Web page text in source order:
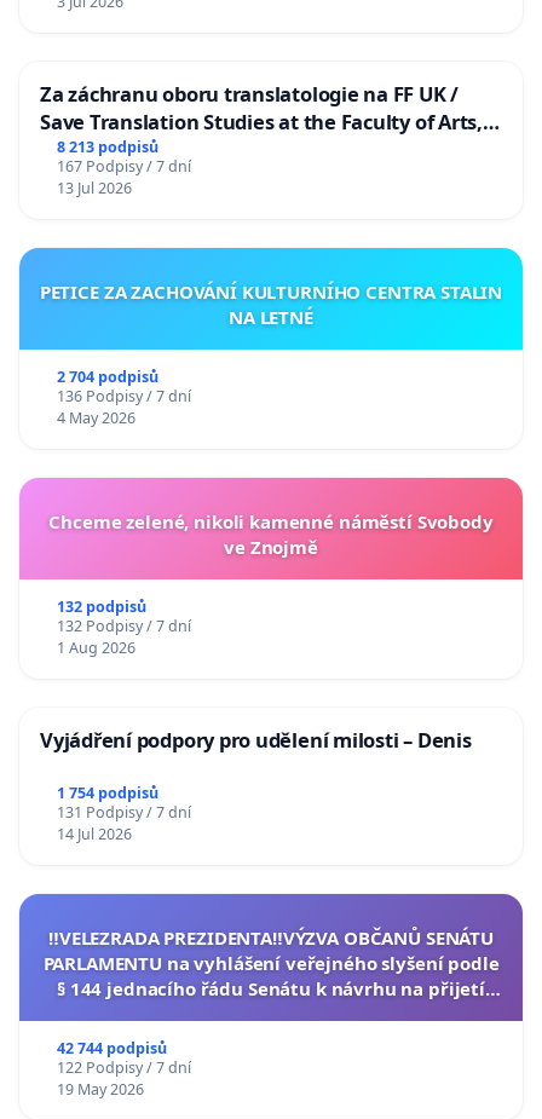
Za záchranu oboru translatologie na FF UK /
Save Translation Studies at the Faculty of Arts,
Charles University
8 213 podpisů
167 Podpisy / 7 dní
13 Jul 2026
PETICE ZA ZACHOVÁNÍ KULTURNÍHO CENTRA STALIN
NA LETNÉ
2 704 podpisů
136 Podpisy / 7 dní
4 May 2026
Chceme zelené, nikoli kamenné náměstí Svobody
ve Znojmě
132 podpisů
132 Podpisy / 7 dní
1 Aug 2026
Vyjádření podpory pro udělení milosti – Denis
1 754 podpisů
131 Podpisy / 7 dní
14 Jul 2026
‼️VELEZRADA PREZIDENTA‼️VÝZVA OBČANŮ SENÁTU
PARLAMENTU na vyhlášení veřejného slyšení podle
§ 144 jednacího řádu Senátu k návrhu na přijetí
42 744 podpisů
122 Podpisy / 7 dní
19 May 2026